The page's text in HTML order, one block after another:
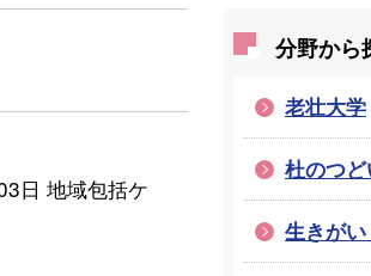
日 地域包括ケ
分野から
老壮大学
杜のつ
生きが